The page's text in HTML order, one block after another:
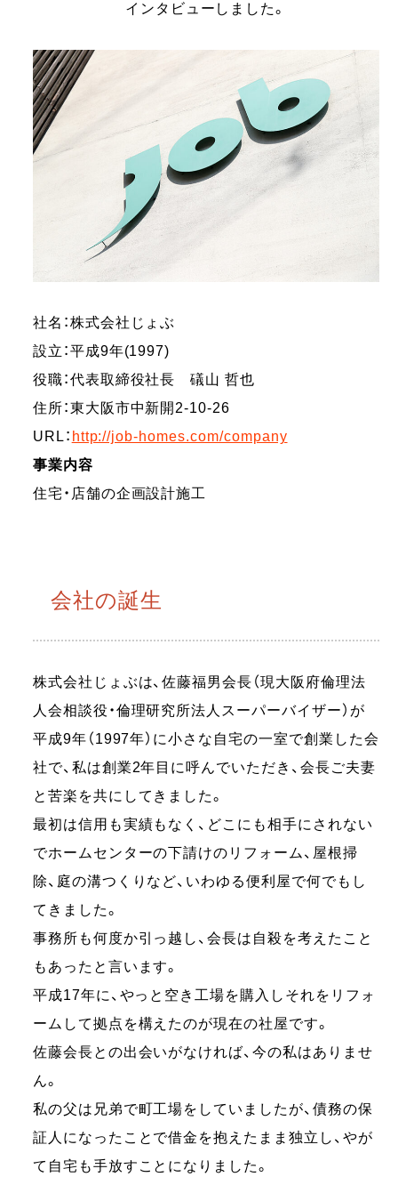
インタビューしました。
社名：株式会社じょぶ
設立：平成9年(1997)
役職：代表取締役社長 礒山 哲也
住所：東大阪市中新開2-10-26
URL： http://job-homes.com/company
事業内容
住宅・店舗の企画設計施工
会社の誕生
株式会社じょぶは、佐藤福男会長（現大阪府倫理法
人会相談役・倫理研究所法人スーパーバイザー）が
平成9年（1997年）に小さな自宅の一室で創業した会
社で、私は創業2年目に呼んでいただき、会長ご夫妻
と苦楽を共にしてきました。
最初は信用も実績もなく、どこにも相手にされない
でホームセンターの下請けのリフォーム、屋根掃
除、庭の溝つくりなど、いわゆる便利屋で何でもし
てきました。
事務所も何度か引っ越し、会長は自殺を考えたこと
もあったと言います。
平成17年に、やっと空き工場を購入しそれをリフォ
ームして拠点を構えたのが現在の社屋です。
佐藤会長との出会いがなければ、今の私はありませ
ん。
私の父は兄弟で町工場をしていましたが、債務の保
証人になったことで借金を抱えたまま独立し、やが
て自宅も手放すことになりました。